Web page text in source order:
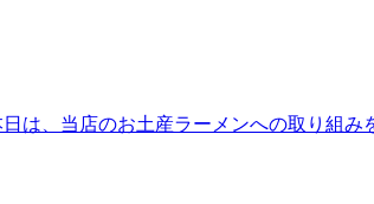
は、当店のお土産ラーメンへの取り組